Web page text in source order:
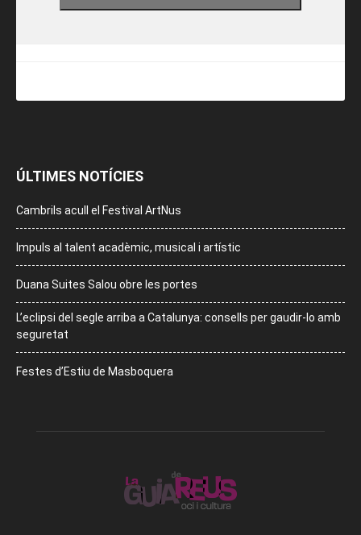
ÚLTIMES NOTÍCIES
Cambrils acull el Festival ArtNus
Impuls al talent acadèmic, musical i artístic
Duana Suites Salou obre les portes
L’eclipsi del segle arriba a Catalunya: consells per gaudir-lo amb
seguretat
Festes d’Estiu de Masboquera